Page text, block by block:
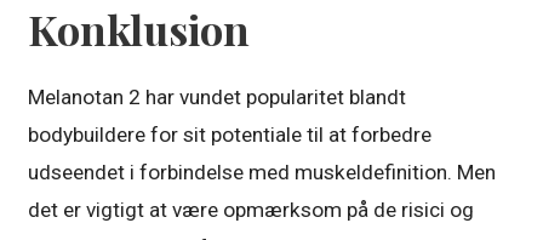
Konklusion
Melanotan 2 har vundet popularitet blandt
bodybuildere for sit potentiale til at forbedre
udseendet i forbindelse med muskeldefinition. Men
det er vigtigt at være opmærksom på de risici og